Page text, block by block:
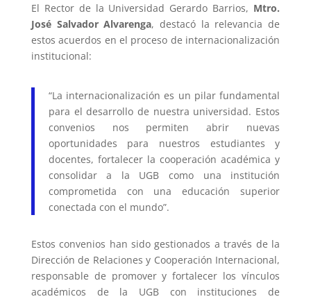
El Rector de la Universidad Gerardo Barrios, Mtro.
José Salvador Alvarenga, destacó la relevancia de
estos acuerdos en el proceso de internacionalización
institucional:
“La internacionalización es un pilar fundamental
para el desarrollo de nuestra universidad. Estos
convenios nos permiten abrir nuevas
oportunidades para nuestros estudiantes y
docentes, fortalecer la cooperación académica y
consolidar a la UGB como una institución
comprometida con una educación superior
conectada con el mundo”.
Estos convenios han sido gestionados a través de la
Dirección de Relaciones y Cooperación Internacional,
responsable de promover y fortalecer los vínculos
académicos de la UGB con instituciones de